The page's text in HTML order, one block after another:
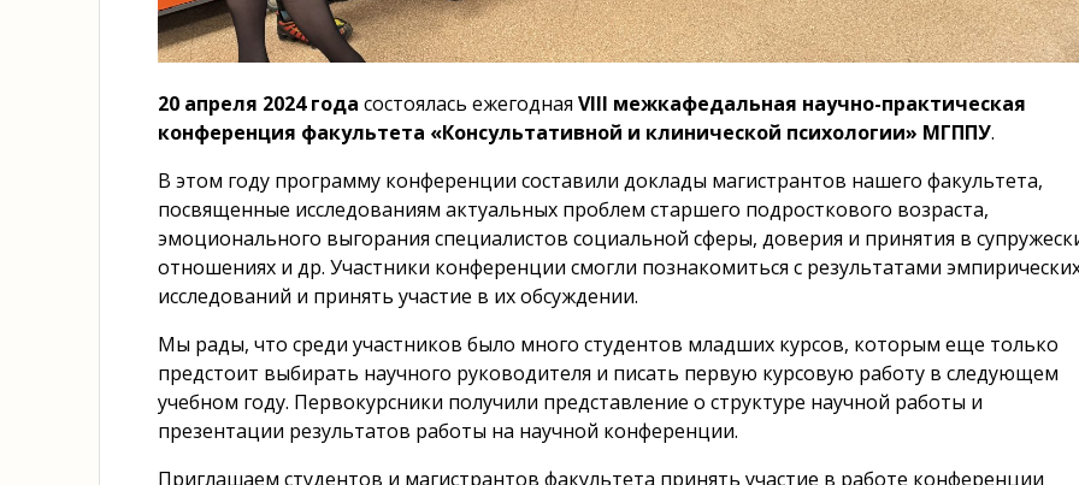
20 апреля 2024 года состоялась ежегоднаяVIII межкафедальная научно-практическая
конференция факультета «Консультативной и клинической психологии» МГППУ.
В этом году программу конференции составили доклады магистрантов нашего факультета,
посвященные исследованиям актуальных проблем старшего подросткового возраста,
эмоционального выгорания специалистов социальной сферы, доверия и принятия в
отношениях и др. Участники конференции смогли познакомиться с результатами
исследований и принять участие в их обсуждении.
Мы рады, что среди участников было много студентов младших курсов, которым еще только
предстоит выбирать научного руководителя и писать первую курсовую работу в следующем
учебном году. Первокурсники получили представление о структуре научной работы и
презентации результатов работы на научной конференции.
Приглашаем студентов и магистрантов факультета принять участие в работе конференции